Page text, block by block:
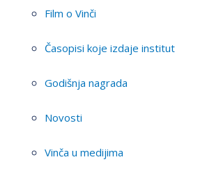
Film o Vinči
Časopisi koje izdaje institut
Godišnja nagrada
Novosti
Vinča u medijima